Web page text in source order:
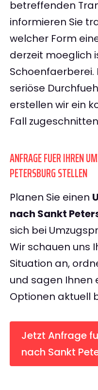
betreffenden
informieren Sie
welcher Form
derzeit moeglich
Schoenfaerberei.
seriöse
erstellen wir ein
Fall
ANFRAGE FUER IHREN
PETERSBURG STELLEN
Planen Sie einen
nach Sankt
sich bei
Wir schauen uns
Situation an,
und sagen Ihnen
Optionen aktuell
Jetzt Anfrage
nach Sankt